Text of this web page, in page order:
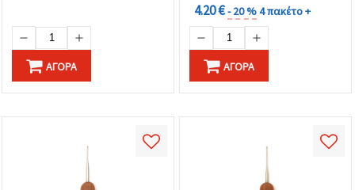
ΑΓΟΡΆ
4.20 €- 20 %4 πακέτο +
ΑΓΟΡΆ